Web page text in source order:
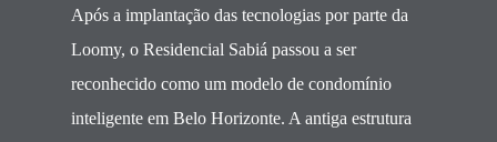
Após a implantação das tecnologias por parte da
Loomy, o Residencial Sabiá passou a ser
reconhecido como um modelo de condomínio
inteligente em Belo Horizonte. A antiga estrutura